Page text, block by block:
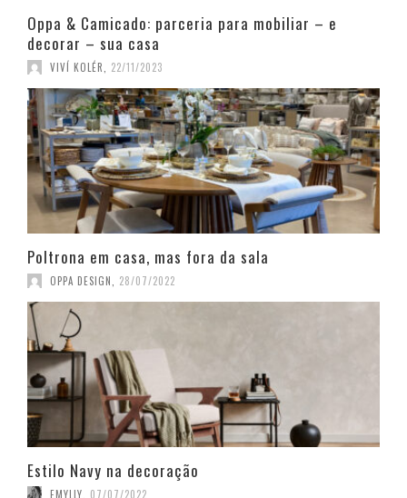
Oppa & Camicado: parceria para mobiliar – e
decorar – sua casa
VIVÍ KOLÉR 22/11/2023
Poltrona em casa, mas fora da sala
OPPA DESIGN 28/07/2022
Estilo Navy na decoração
EMYLLY 07/07/2022